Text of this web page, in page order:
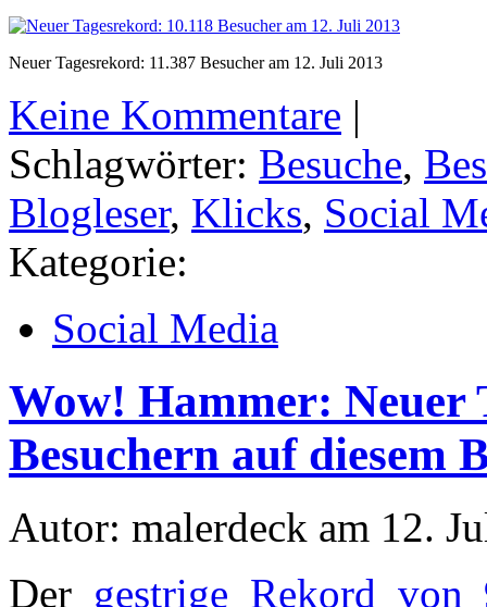
Neuer Tagesrekord: 11.387 Besucher am 12. Juli 2013
Keine Kommentare |
Schlagwörter: Besuche,
Blogleser, Klicks, Social
Kategorie:
Social Media
Wow! Hammer: Neuer
Besuchern auf diesem
Autor: malerdeck am 12.
Der gestrige Rekord von